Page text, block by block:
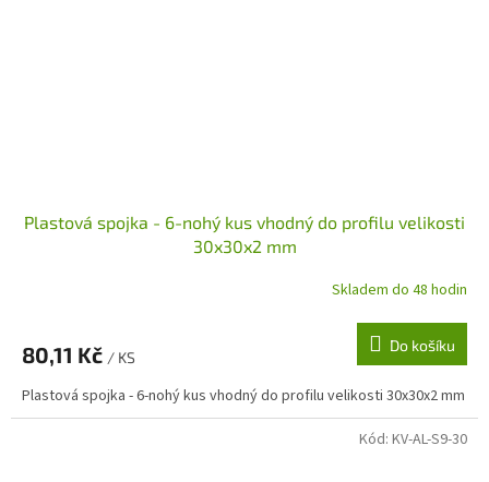
Plastová spojka - 6-nohý kus vhodný do profilu velikosti
30x30x2 mm
Skladem do 48 hodin
80,11 Kč / KS
Do košíku
Plastová spojka - 6-nohý kus vhodný do profilu velikosti 30x30x2 mm
Kód: KV-AL-S9-30